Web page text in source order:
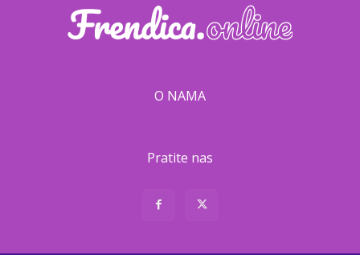
O NAMA
Pratite nas